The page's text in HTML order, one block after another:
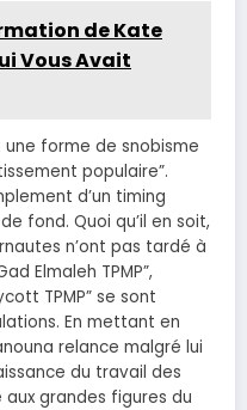
de Kate
Vous Avait
forme de snobisme
populaire”.
d’un timing
fond. Quoi qu’il en soit,
n’ont pas tardé à
Elmaleh TPMP”,
TPMP” se sont
En mettant en
relance malgré lui
du travail des
grandes figures du